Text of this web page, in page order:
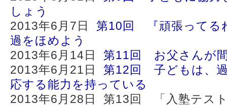
しょう
2013年6月7日 第10回 『頑張ってる
過をほめよう
2013年6月14日 第11回 お父さんが
2013年6月21日 第12回 子どもは、
応する能力を持っている
2013年6月28日 第13回 「入塾テス